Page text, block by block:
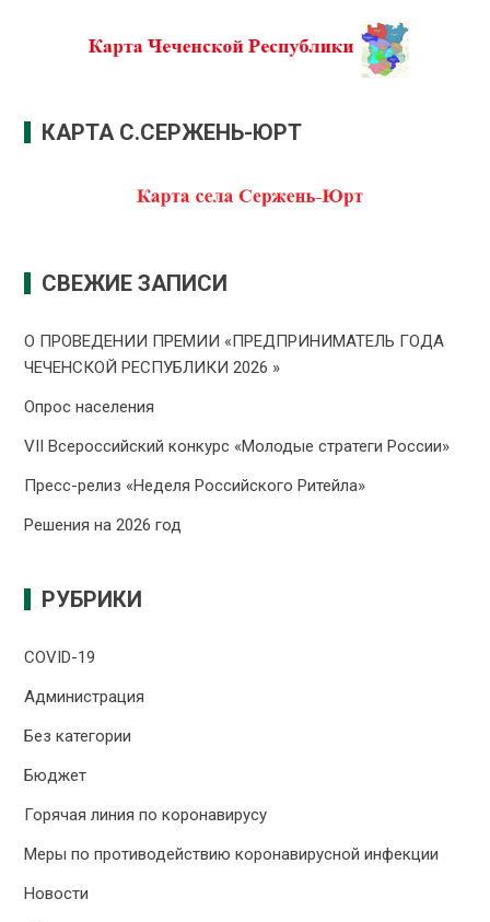
КАРТА С.СЕРЖЕНЬ-ЮРТ
СВЕЖИЕ ЗАПИСИ
О ПРОВЕДЕНИИ ПРЕMИИ «ПРЕДПРИНИМАТЕЛЬ ГОДА
ЧЕЧЕНСКОЙ РЕСПУБЛИКИ 2026 »
Опрос населения
VII Всероссийский конкурс «Молодые стратеги России»
Пресс-релиз «Неделя Российского Ритейла»
Решения на 2026 год
РУБРИКИ
COVID-19
Администрация
Без категории
Бюджет
Горячая линия по коронавирусу
Меры по противодействию коронавирусной инфекции
Новости